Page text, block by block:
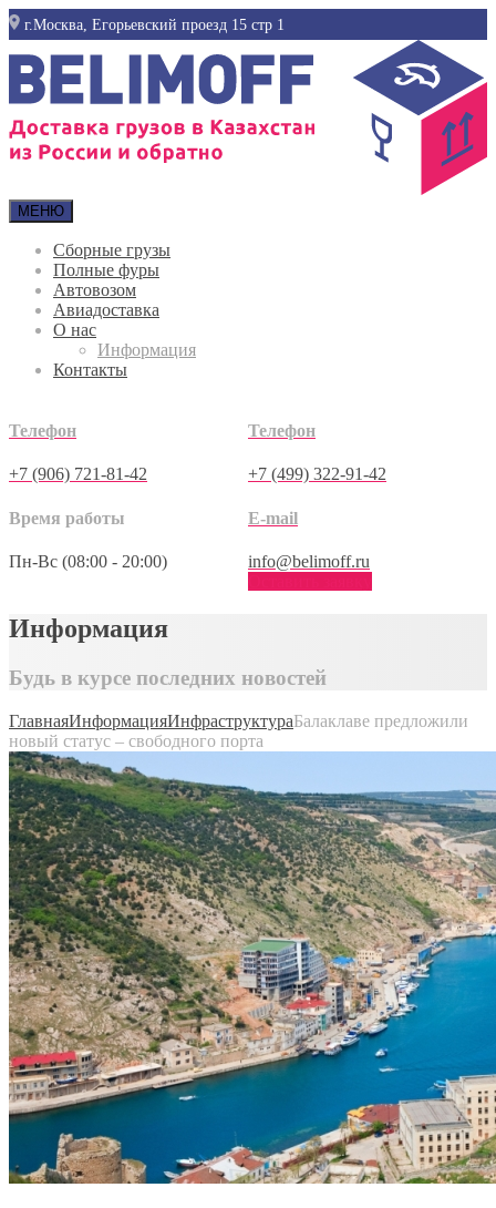
г.Москва, Егорьевский проезд 15 стр 1
МЕНЮ
Сборные грузы
Полные фуры
Автовозом
Авиадоставка
О нас
Информация
Контакты
Телефон
+7 (906) 721-81-42
Телефон
+7 (499) 322-91-42
Время работы
Пн-Вс (08:00 - 20:00)
E-mail
info@belimoff.ru
Информация
Будь в курсе последних новостей
ГлавнаяИнформацияИнфраструктураБалаклаве предложили
новый статус – свободного порта